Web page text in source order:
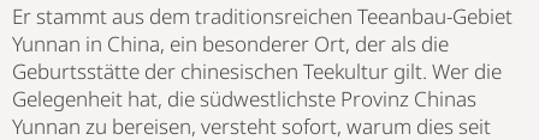
Er stammt aus dem traditionsreichen Teeanbau-Gebiet
Yunnan in China, ein besonderer Ort, der als die
Geburtsstätte der chinesischen Teekultur gilt. Wer die
Gelegenheit hat, die südwestlichste Provinz Chinas
Yunnan zu bereisen, versteht sofort, warum dies seit